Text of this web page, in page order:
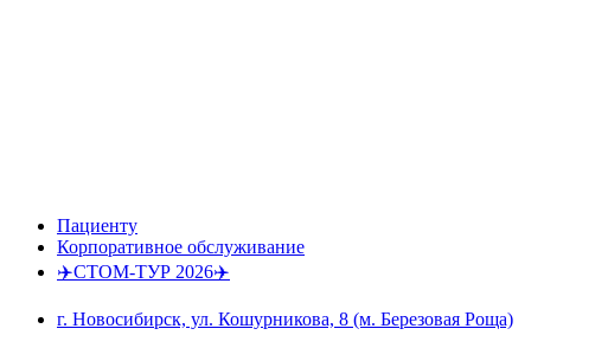
Пациенту
Корпоративное обслуживание
✈️СТОМ-ТУР 2026✈️
г. Новосибирск, ул. Кошурникова, 8 (м. Березовая Роща)